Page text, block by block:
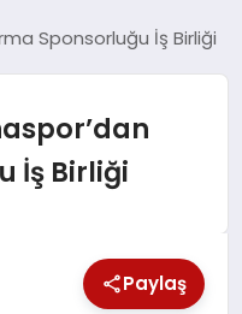
Sponsorluğu İş Birliği
İş Birliği
Paylaş